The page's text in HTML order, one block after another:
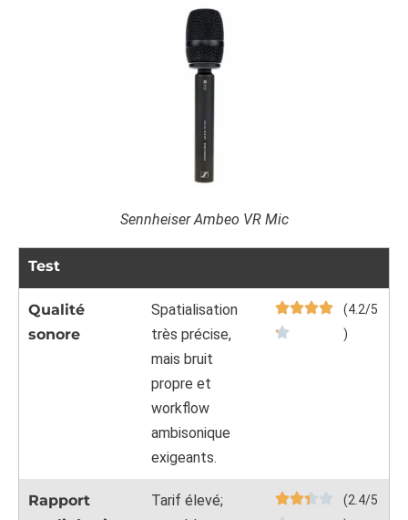
Sennheiser Ambeo VR Mic
Test
Qualité
sonore
Spatialisation
très précise,
mais bruit
propre et
workflow
ambisonique
exigeants.
(4.2/5
)
Rapport
Tarif élevé;
(2.4/5